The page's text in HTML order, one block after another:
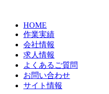
HOME
作業実績
会社情報
求人情報
よくあるご質問
お問い合わせ
サイト情報